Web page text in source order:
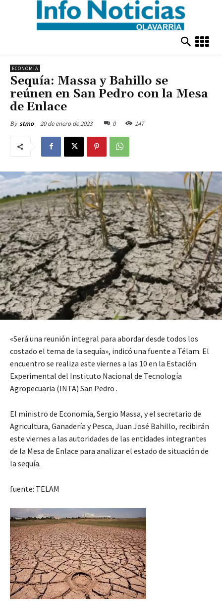
ECONOMÍA
Sequía: Massa y Bahillo se
reúnen en San Pedro con la Mesa
de Enlace
By stmo 20 de enero de 2023 0 147
«Será una reunión integral para abordar desde todos los
costado el tema de la sequía», indicó una fuente a Télam. El
encuentro se realiza este viernes a las 10 en la Estación
Experimental del Instituto Nacional de Tecnología
Agropecuaria (INTA) San Pedro .
El ministro de Economía, Sergio Massa, y el secretario de
Agricultura, Ganadería y Pesca, Juan José Bahillo, recibirán
este viernes a las autoridades de las entidades integrantes
de la Mesa de Enlace para analizar el estado de situación de
la sequía.
fuente: TELAM